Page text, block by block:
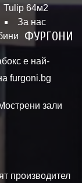
Tulip 64м2
За нас
furgoni.bg
зали
ФУРГОНИ
е най-
производител